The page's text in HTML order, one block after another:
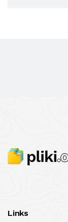
Links